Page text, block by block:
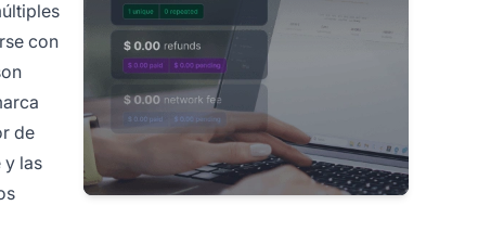
con
de
y las